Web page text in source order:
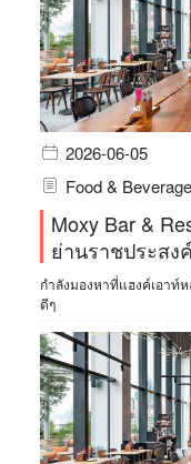
2026-06-05
Food & Beverage
Moxy Bar &
ย่านราชประสง
กำลังมองหาที่แฮงค์เอาท์
ดีๆ